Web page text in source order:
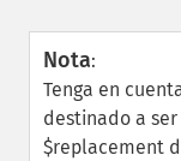
Nota:
Tenga en
destinado a
$replacement